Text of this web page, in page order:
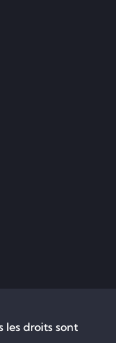
les droits sont